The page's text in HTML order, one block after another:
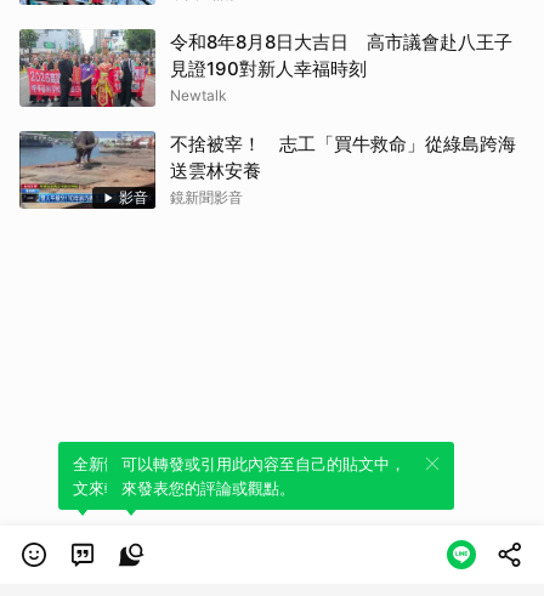
令和8年8月8日大吉日 高市議會赴八王子
見證190對新人幸福時刻
Newtalk
影音
不捨被宰！ 志工「買牛救命」從綠島跨海
送雲林安養
鏡新聞影音
全新體驗！一鍵引用此內容，透過發布貼
文來輕鬆表達個人立場。
可以轉發或引用此內容至自己的貼文中，
來發表您的評論或觀點。